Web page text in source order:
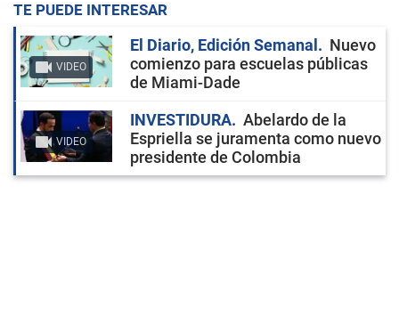
TE PUEDE INTERESAR
VIDEO
El Diario, Edición Semanal
Nuevo
comienzo para escuelas públicas
de Miami-Dade
VIDEO
INVESTIDURA
Abelardo de la
Espriella se juramenta como nuevo
presidente de Colombia